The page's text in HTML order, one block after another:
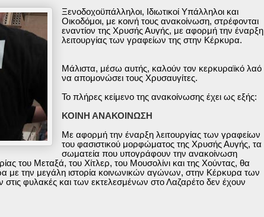
Ξενοδοχοϋπάλληλοι, Ιδιωτικοί Υπάλληλοι και
Οικοδόμοι, με κοινή τους ανακοίνωση, στρέφονται
εναντίον της Χρυσής Αυγής, με αφορμή την έναρξη
λειτουργίας των γραφείων της στην Κέρκυρα.
Μάλιστα, μέσω αυτής, καλούν τον κερκυραϊκό λαό
να απομονώσει τους Χρυσαυγίτες.
Το πλήρες κείμενο της ανακοίνωσης έχει ως εξής:
ΚΟΙΝΗ ΑΝΑΚΟΙΝΩΣΗ
Με αφορμή την έναρξη λειτουργίας των γραφείων
του φασιστικού μορφώματος της Χρυσής Αυγής, τα
σωματεία που υπογράφουν την ανακοίνωση
του Μεταξά, του Χίτλερ, του Μουσολίνι και της Χούντας, θα
με την μεγάλη ιστορία κοινωνικών αγώνων, στην Κέρκυρα των
φυλακές και των εκτελεσμένων στο Λαζαρέτο δεν έχουν